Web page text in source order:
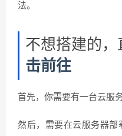
法。
不想搭建的，
击前往
首先，你需要有一台云服务
然后，需要在云服务器